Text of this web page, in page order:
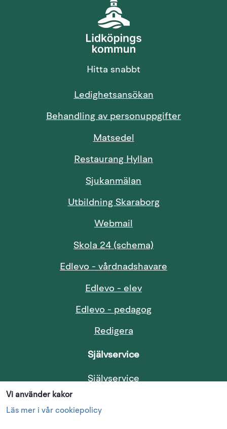
Vi använder kakor
Läs mer i vår cookiepolicy
Hitta snabbt
LedighetsansökanLänk till annan
Behandling av personuppgifter
Matsedel
Restaurang Hyllan
Sjukanmälan
Utbildning SkaraborgLänk till annan
Webmail
Skola 24 (schema)
Edlevo - vårdnadshavare
Edlevo - elevLänk till annan
Edlevo - pedagogLänk till annan
Redigera
Självservice
Självservice